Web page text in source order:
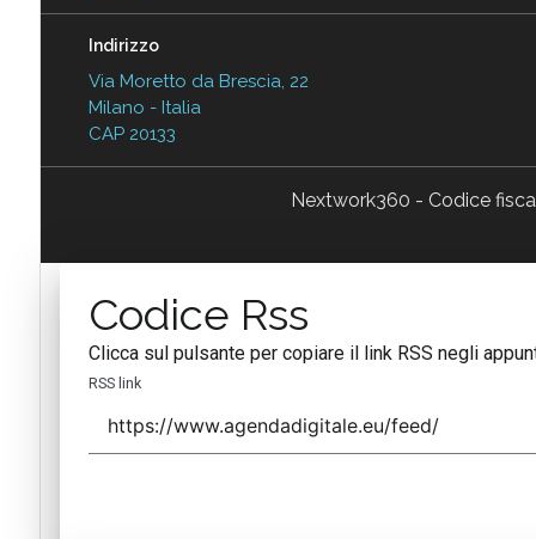
Indirizzo
Via Moretto da Brescia, 22
Milano - Italia
CAP 20133
Nextwork360 - Codice
Codice Rss
Clicca sul pulsante per copiare il link RSS negli
RSS link